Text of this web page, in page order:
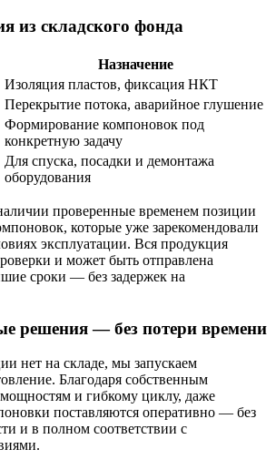
из складского фонда
Назначение
Изоляция пластов, фиксация НКТ
Перекрытие потока, аварийное глушение
Формирование компоновок под
конкретную задачу
Для спуска, посадки и демонтажа
оборудования
проверенные временем позиции
которые уже зарекомендовали
эксплуатации. Вся продукция
и может быть отправлена
сроки — без задержек на
решения — без потери времени
нет на складе, мы запускаем
Благодаря собственным
и гибкому циклу, даже
поставляются оперативно — без
и в полном соответствии с